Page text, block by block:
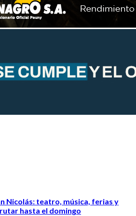
Nicolás: teatro, música, ferias y
hasta el domingo